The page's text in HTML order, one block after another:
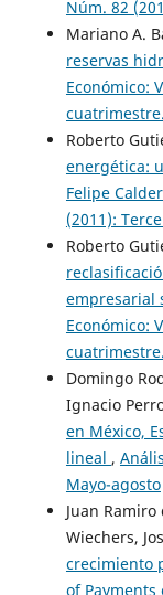
Núm. 82
Mariano A.
reservas
Económico:
Roberto
energética:
Felipe
(2011):
Roberto
empresarial
Económico:
Domingo
Ignacio
en México,
lineal ,
Mayo-agosto
Juan
Wiechers,
crecimiento
of